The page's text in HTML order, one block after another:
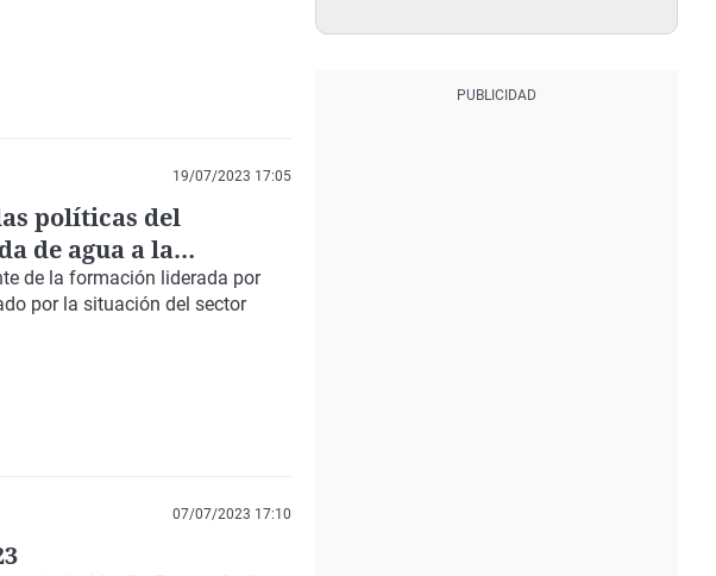
19/07/2023 17:05
políticas del
de agua a la
de la formación liderada por
por la situación del sector
07/07/2023 17:10